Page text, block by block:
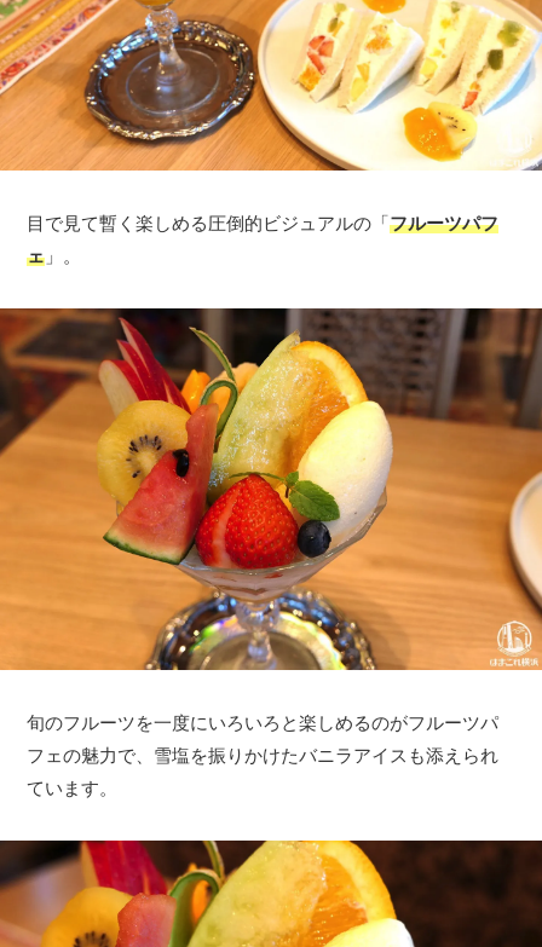
目で見て暫く楽しめる圧倒的ビジュアルの「フルーツパフ
ェ 」。
旬のフルーツを一度にいろいろと楽しめるのがフルーツパ
フェの魅力で、雪塩を振りかけたバニラアイスも添えられ
ています。